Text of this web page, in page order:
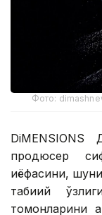
Фото:
DiMENSIONS
продюсер
қиёфасини,
табиий
томонларини